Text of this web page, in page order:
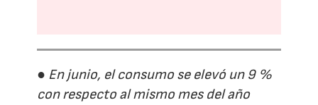
● En junio, el consumo se elevó un 9 %
con respecto al mismo mes del año